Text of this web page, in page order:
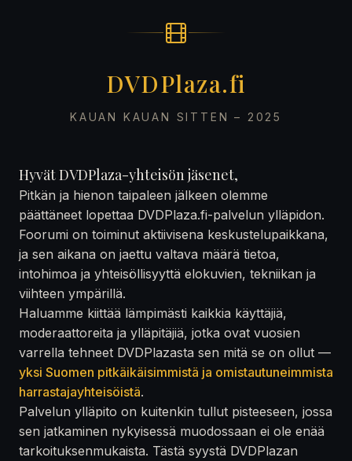
DVDPlaza.fi
KAUAN KAUAN SITTEN – 2025
Hyvät DVDPlaza-yhteisön jäsenet,
Pitkän ja hienon taipaleen jälkeen olemme
päättäneet lopettaa DVDPlaza.fi-palvelun ylläpidon.
Foorumi on toiminut aktiivisena keskustelupaikkana,
ja sen aikana on jaettu valtava määrä tietoa,
intohimoa ja yhteisöllisyyttä elokuvien, tekniikan ja
viihteen ympärillä.
Haluamme kiittää lämpimästi kaikkia käyttäjiä,
moderaattoreita ja ylläpitäjiä, jotka ovat vuosien
varrella tehneet DVDPlazasta sen mitä se on ollut —
yksi Suomen pitkäikäisimmistä ja omistautuneimmista
harrastajayhteisöistä.
Palvelun ylläpito on kuitenkin tullut pisteeseen, jossa
sen jatkaminen nykyisessä muodossaan ei ole enää
tarkoituksenmukaista. Tästä syystä DVDPlazan